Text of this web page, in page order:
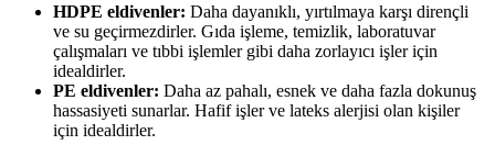
HDPE eldivenler: Daha dayanıklı, yırtılmaya karşı dirençli
ve su geçirmezdirler. Gıda işleme, temizlik, laboratuvar
çalışmaları ve tıbbi işlemler gibi daha zorlayıcı işler için
idealdirler.
PE eldivenler: Daha az pahalı, esnek ve daha fazla dokunuş
hassasiyeti sunarlar. Hafif işler ve lateks alerjisi olan kişiler
için idealdirler.